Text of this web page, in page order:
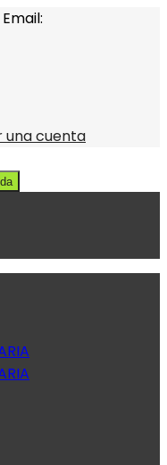
Email:
una cuenta